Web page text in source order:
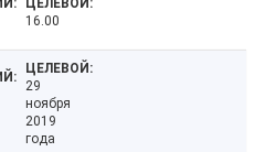
16.00
29
ноября
2019
года